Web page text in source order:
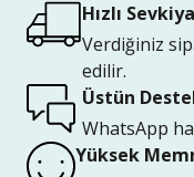
Hızlı
Verdiğiniz
edilir.
Üstün
WhatsApp
Yüksek